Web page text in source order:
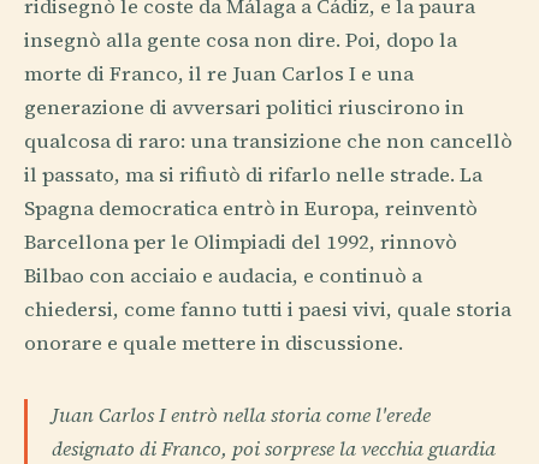
ridisegnò le coste da Málaga a Cádiz, e la paura
insegnò alla gente cosa non dire. Poi, dopo la
morte di Franco, il re Juan Carlos I e una
generazione di avversari politici riuscirono in
qualcosa di raro: una transizione che non cancellò
il passato, ma si rifiutò di rifarlo nelle strade. La
Spagna democratica entrò in Europa, reinventò
Barcellona per le Olimpiadi del 1992, rinnovò
Bilbao con acciaio e audacia, e continuò a
chiedersi, come fanno tutti i paesi vivi, quale storia
onorare e quale mettere in discussione.
Juan Carlos I entrò nella storia come l'erede
designato di Franco, poi sorprese la vecchia guardia